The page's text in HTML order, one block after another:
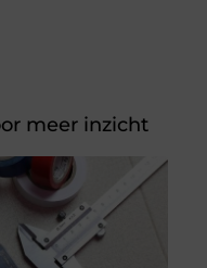
meer inzicht